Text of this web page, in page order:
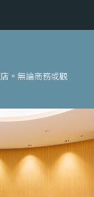
。無論商務或觀